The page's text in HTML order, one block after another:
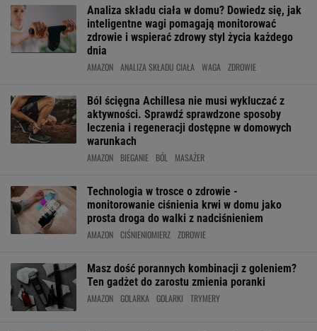
Analiza składu ciała w domu? Dowiedz się, jak
inteligentne wagi pomagają monitorować
zdrowie i wspierać zdrowy styl życia każdego
dnia
AMAZON ANALIZA SKŁADU CIAŁA WAGA ZDROWIE
Ból ścięgna Achillesa nie musi wykluczać z
aktywności. Sprawdź sprawdzone sposoby
leczenia i regeneracji dostępne w domowych
warunkach
AMAZON BIEGANIE BÓL MASAŻER
Technologia w trosce o zdrowie -
monitorowanie ciśnienia krwi w domu jako
prosta droga do walki z nadciśnieniem
AMAZON CIŚNIENIOMIERZ ZDROWIE
Masz dość porannych kombinacji z goleniem?
Ten gadżet do zarostu zmienia poranki
AMAZON GOLARKA GOLARKI TRYMERY